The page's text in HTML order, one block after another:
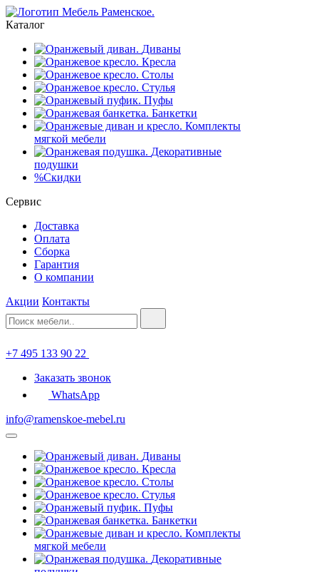
Каталог
Диваны
Кресла
Столы
Стулья
Пуфы
Банкетки
Комплекты
мягкой мебели
Декоративные
подушки
%Скидки
Сервис
Доставка
Оплата
Сборка
Гарантия
О компании
Акции Контакты
+7 495 133 90 22
Заказать звонок
WhatsApp
info@ramenskoe-mebel.ru
Диваны
Кресла
Столы
Стулья
Пуфы
Банкетки
Комплекты
мягкой мебели
Декоративные